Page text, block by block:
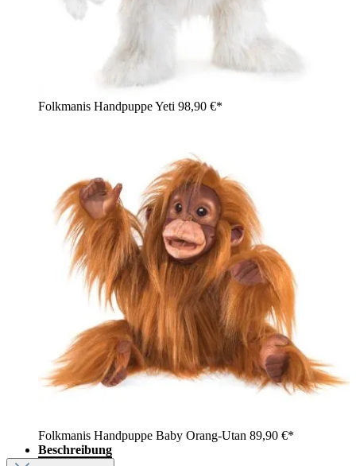
Folkmanis Handpuppe Yeti 98,90 €*
Folkmanis Handpuppe Baby Orang-Utan 89,90 €*
Beschreibung